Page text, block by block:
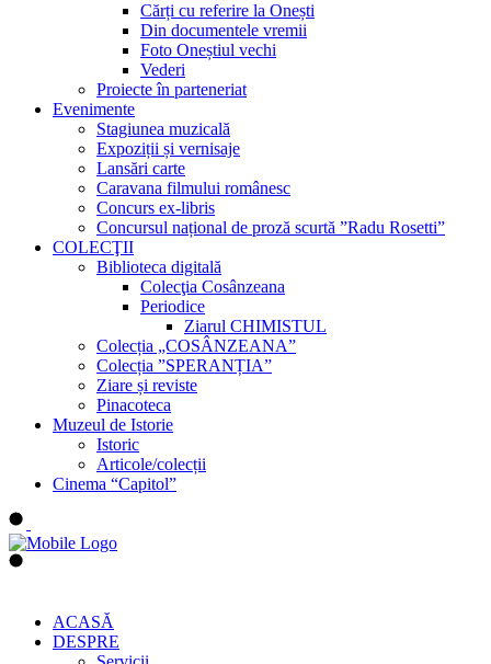
Cărți cu referire la Onești
Din documentele vremii
Foto Oneștiul vechi
Vederi
Proiecte în parteneriat
Evenimente
Stagiunea muzicală
Expoziții și vernisaje
Lansări carte
Caravana filmului românesc
Concurs ex-libris
Concursul național de proză scurtă ”Radu Rosetti”
COLECŢII
Biblioteca digitală
Colecţia Cosânzeana
Periodice
Ziarul CHIMISTUL
Colecția „COSÂNZEANA”
Colecția ”SPERANȚIA”
Ziare și reviste
Pinacoteca
Muzeul de Istorie
Istoric
Articole/colecții
Cinema “Capitol”
ACASĂ
DESPRE